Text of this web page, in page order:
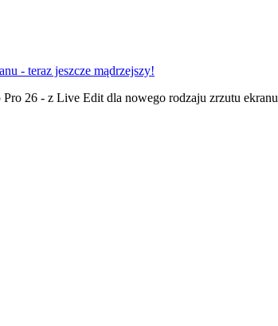
- teraz jeszcze mądrzejszy!
26 - z Live Edit dla nowego rodzaju zrzutu ekranu